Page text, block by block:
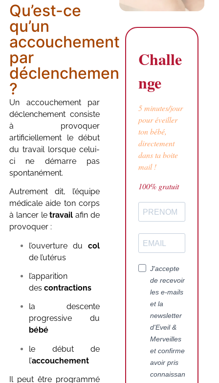
Qu’est-ce
qu’un
accouchement
par
déclenchement
?
Un accouchement par
déclenchement consiste
à provoquer
artificiellement le début
du travail lorsque celui-
ci ne démarre pas
spontanément.
Autrement dit, l’équipe
médicale aide ton corps
à lancer letravail afin de
provoquer :
l’ouverture du col
de l’utérus
l’apparition
des contractions
la descente
progressive du
bébé
le début de
l’accouchement
Il peut être programmé
Challe
nge
5 minutes/jour
pour éveiller
ton bébé,
directement
dans ta boite
mail !
100% gratuit
J'accepte
de recevoir
les e-mails
et la
newsletter
d'Eveil &
Merveilles
et confirme
avoir pris
connaissan